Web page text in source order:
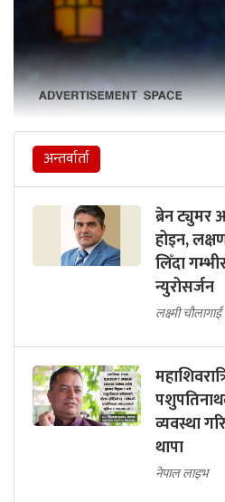
अन्तर्वार्ता
ब्रेन
होइन,
लिँदा
न्युरोसर्जन
लक्ष्मी चौलागाईं
व्यवस्था
थापा
नेपाल लाइभ